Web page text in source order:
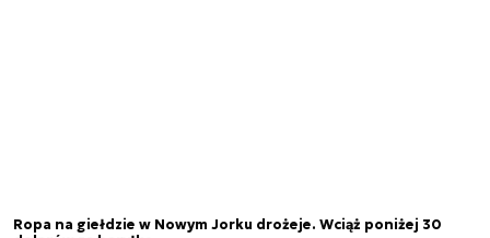
Ropa na giełdzie w Nowym Jorku drożeje. Wciąż poniżej 30